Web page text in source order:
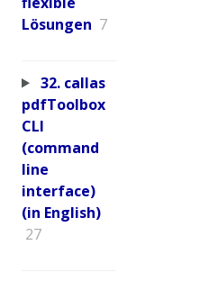
Lösungen 7
32. callas
pdfToolbox
CLI
(command
line
interface)
(in English)
27